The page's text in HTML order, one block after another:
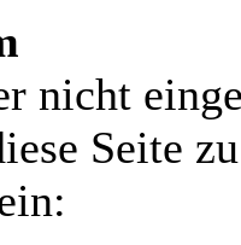
nicht
Seite